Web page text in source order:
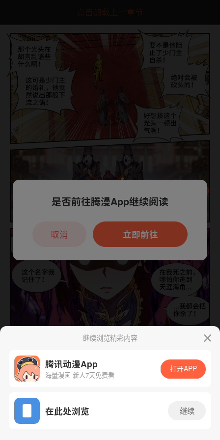
点击加载上一章节
App免费看
下一话 腾漫App免费看
继续浏览精彩内容
腾讯动漫App
海量漫画 新人7天免费看
打开APP
在此处浏览 继续
本章节仅支持App阅读，可打开App新用
户7天免费看
是否前往腾漫App继续阅读
立即前往
取消